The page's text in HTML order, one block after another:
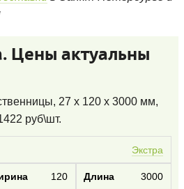
Цены актуальны
27 x 120 x 3000 мм,
руб\шт.
Экстра
120 3000